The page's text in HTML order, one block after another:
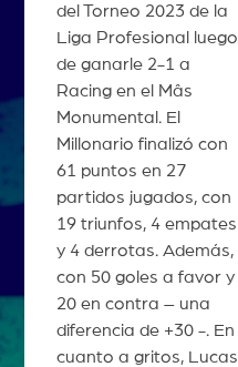
del Torneo 2023 de la
Liga Profesional luego
de ganarle 2-1 a
Racing en el Mâs
Monumental. El
Millonario finalizó con
61 puntos en 27
partidos jugados, con
19 triunfos, 4 empates
y 4 derrotas. Además,
con 50 goles a favor y
20 en contra – una
diferencia de +30 -. En
cuanto a gritos, Lucas